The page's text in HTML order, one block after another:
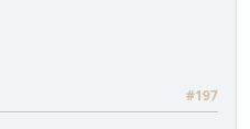
#197